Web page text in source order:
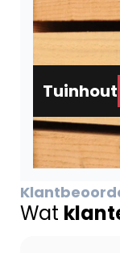
Tuinhout
Wat